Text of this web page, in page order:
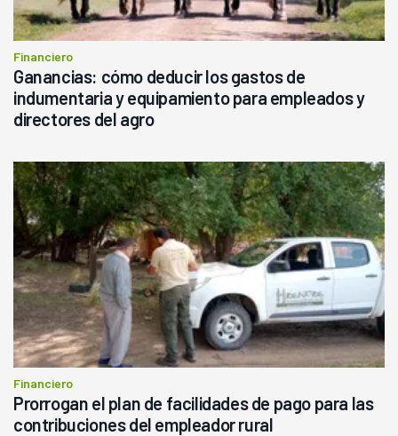
Financiero
Ganancias: cómo deducir los gastos de
indumentaria y equipamiento para empleados y
directores del agro
Financiero
Prorrogan el plan de facilidades de pago para las
contribuciones del empleador rural